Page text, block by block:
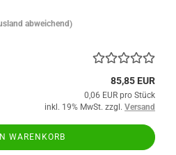
abweichend)
85,85 EUR
0,06 EUR pro Stück
inkl. 19% MwSt. zzgl. Versand
WARENKORB